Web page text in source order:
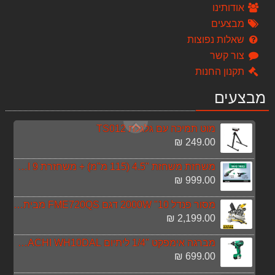
אודותינו
מבצעים
שאלות נפוצות
צור קשר
תקנון החנות
מבצעים
מברגה אימפקט 18V 5A DCF887P2 DEWALT
1,100.00 ₪
כירת חשמלית Gold Line ATL801
990.00 ₪
מוט תמיכה עם גלגלת TS012
249.00 ₪
משחזת משחזת "4.5 (115 מ"מ) + משחזרת 9 G23SS HITACHI
999.00 ₪
מסור פנדל 10" 2000W דגם FME720QS מבית STANLEY FATMAX
2,199.00 ₪
מברגה אימפקט "1/4 ליתיום HITACHI WH10DAL
699.00 ₪